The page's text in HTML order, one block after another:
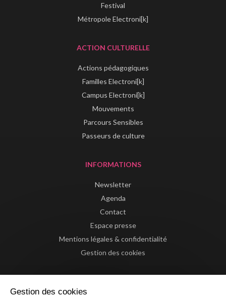
Festival
Métropole Electroni[k]
ACTION CULTURELLE
Actions pédagogiques
Familles Electroni[k]
Campus Electroni[k]
Mouvements
Parcours Sensibles
Passeurs de culture
INFORMATIONS
Newsletter
Agenda
Contact
Espace presse
Mentions légales & confidentialité
Gestion des cookies
Gestion des cookies